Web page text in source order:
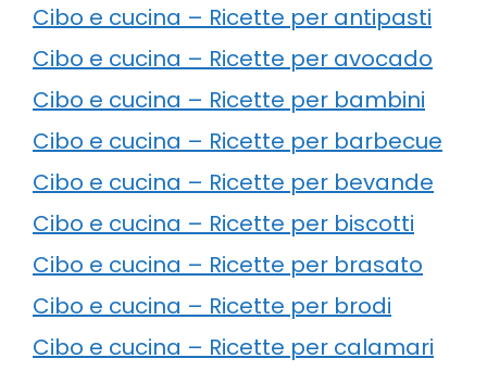
Cibo e cucina – Ricette per antipasti
Cibo e cucina – Ricette per avocado
Cibo e cucina – Ricette per bambini
Cibo e cucina – Ricette per barbecue
Cibo e cucina – Ricette per bevande
Cibo e cucina – Ricette per biscotti
Cibo e cucina – Ricette per brasato
Cibo e cucina – Ricette per brodi
Cibo e cucina – Ricette per calamari